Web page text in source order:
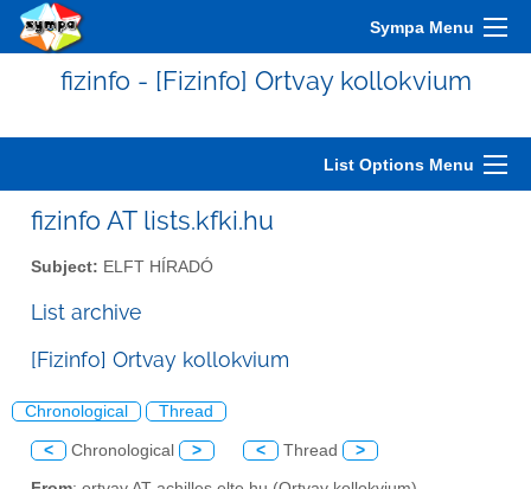
Sympa Menu
fizinfo - [Fizinfo] Ortvay kollokvium
List Options Menu
fizinfo AT lists.kfki.hu
Subject: ELFT HÍRADÓ
List archive
[Fizinfo] Ortvay kollokvium
Chronological Thread
< Chronological > < Thread >